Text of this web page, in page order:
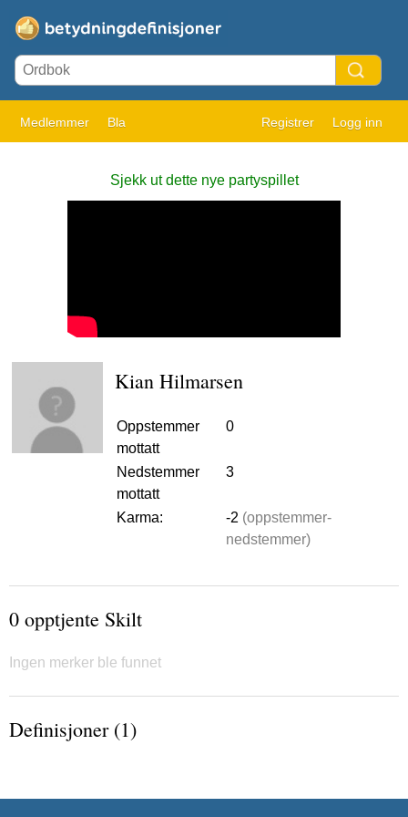
Medlemmer Bla Registrer Logg inn
Sjekk ut dette nye partyspillet
Kian Hilmarsen
Oppstemmer
mottatt
0
Nedstemmer
mottatt
3
Karma: -2 (oppstemmer-
nedstemmer)
0 opptjente Skilt
Ingen merker ble funnet
Definisjoner (1)